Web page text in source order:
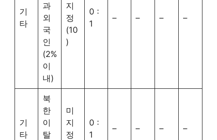
기
타
과
외
국
인
(2%
이
내)
지
정
(10
)
0 :
1
– – – –
기
타
북
한
이
탈
미
지
정
0 :
1
– – – –